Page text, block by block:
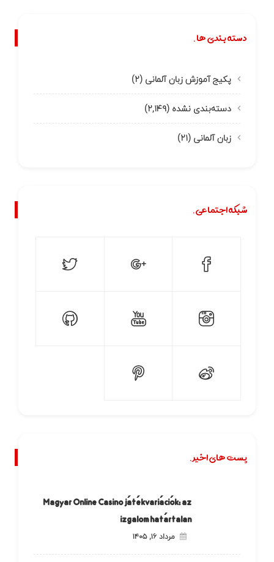
دسته بندی ها.
پکیج آموزش زبان آلمانی (۲)
دسته‌بندی نشده (۲,۱۴۹)
زبان آلمانی (۲۱)
شبکه اجتماعی.
پست های اخیر.
Magyar Online Casino játékvariációk: az
izgalom határtalan
مرداد ۱۶, ۱۴۰۵